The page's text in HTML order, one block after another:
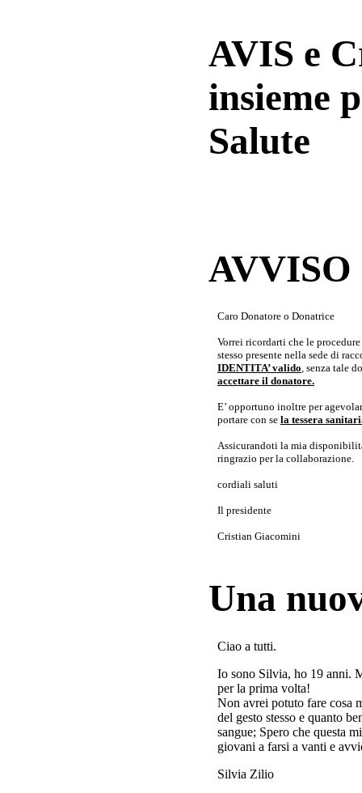
AVIS e
insieme
Salute
Caro Donatore o Donatrice
Vorrei ricordarti che le
stesso presente nella sede di
IDENTITA’ valido, senza tale
accettare il donatore.
E’ opportuno inoltre per
portare con se la tessera
Assicurandoti la mia
ringrazio per la collaborazione.
cordiali saluti
Il presidente
Cristian Giacomini
Una
Ciao a tutti.
Io sono Silvia, ho 19 anni.
per la prima volta!
Non avrei potuto fare cosa
del gesto stesso e quanto
sangue; Spero che questa
giovani a farsi a vanti e
Silvia Zilio